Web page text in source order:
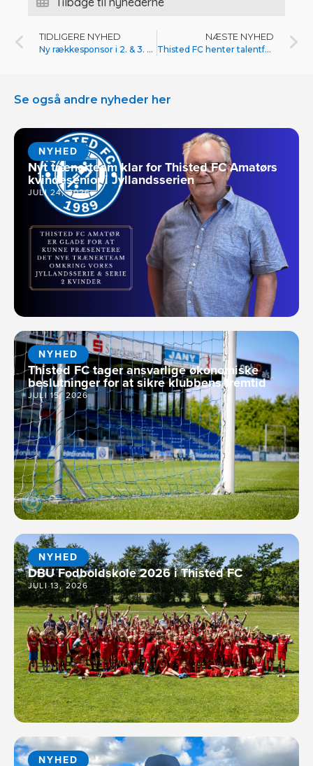
TIDLIGERE NYHED
Ny rækkesponsor i 2. & 3. Division herrer bliver også sponsor i Thisted FC
NÆSTE NYHED
Thisted FC henter talentfuld forstærkning på lejeaftale fra FC Helsingør
Se også andre nyheder her
NYHED
Nyt trænerteam klar for Thisted FC Amatørs
kvindesenior i Jyllandsserien
JULI 24, 2026
NYHED
Thisted FC tager ansvarlige økonomiske
beslutninger for at sikre klubbens fremtid
JULI 15, 2026
NYHED
DBU Fodboldskole 2026 i Thisted FC
JULI 13, 2026
NYHED